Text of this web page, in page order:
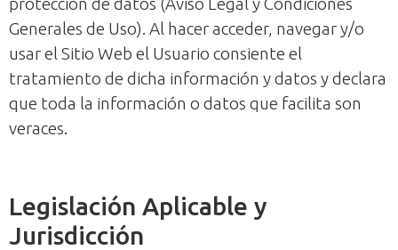
Generales de Uso). Al hacer acceder, navegar y/o
usar el Sitio Web el Usuario consiente el
tratamiento de dicha información y datos y declara
que toda la información o datos que facilita son
veraces.
Legislación Aplicable y
Jurisdicción